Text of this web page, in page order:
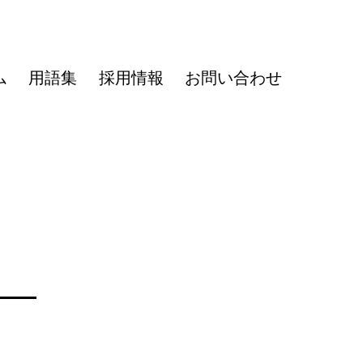
用語集 採用情報 お問い合わせ